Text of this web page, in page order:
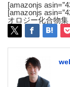
[amazonjs
[amazonjs
オロジー化合物